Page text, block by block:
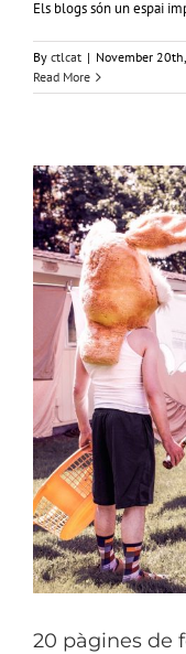
Els blogs són un espai
By ctlcat | November
Read More
20 pàgines de